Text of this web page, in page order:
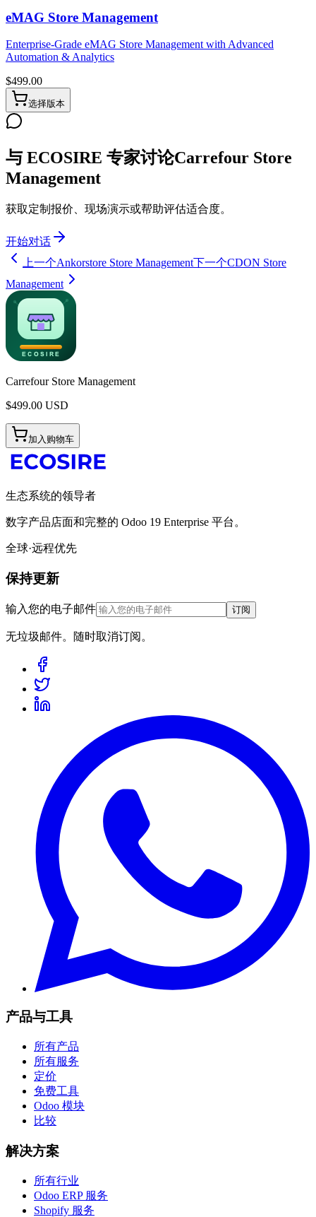
eMAG Store Management
Enterprise-Grade eMAG Store Management with Advanced
Automation & Analytics
$499.00
选择版本
与 ECOSIRE 专家讨论Carrefour Store
Management
获取定制报价、现场演示或帮助评估适合度。
开始对话
上一个Ankorstore Store Management下一个CDON Store
Management
Carrefour Store Management
$499.00 USD
加入购物车
生态系统的领导者
数字产品店面和完整的 Odoo 19 Enterprise 平台。
全球·远程优先
保持更新
输入您的电子邮件 订阅
无垃圾邮件。随时取消订阅。
产品与工具
所有产品
所有服务
定价
免费工具
Odoo 模块
比较
解决方案
所有行业
Odoo ERP 服务
Shopify 服务